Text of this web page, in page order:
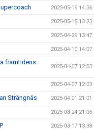
2025-05-19 14:36
2025-05-15 13:23
2025-04-29 13:47
2025-04-10 14:07
framtidens
2025-04-07 12:53
2025-04-07 12:03
Strängnäs 2025-04-01 21:01
2025-03-24 21:06
2025-03-17 13:38